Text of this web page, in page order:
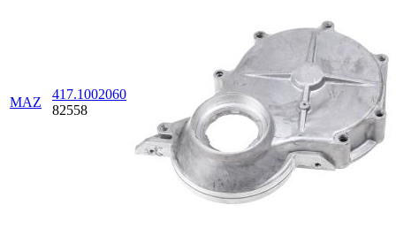
MAZ
417.1002060
82558